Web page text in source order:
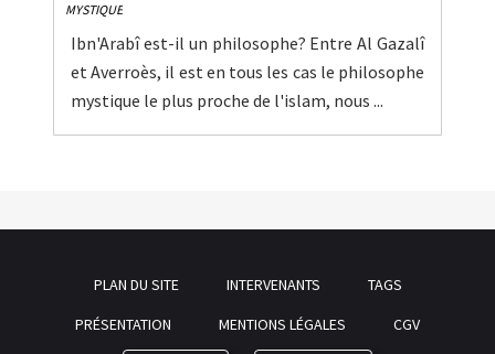
MYSTIQUE
Ibn'Arabî est-il un philosophe? Entre Al Gazalî
et Averroès, il est en tous les cas le philosophe
mystique le plus proche de l'islam, nous ...
PLAN DU SITE INTERVENANTS
TAGS
PRÉSENTATION
MENTIONS LÉGALES CGV